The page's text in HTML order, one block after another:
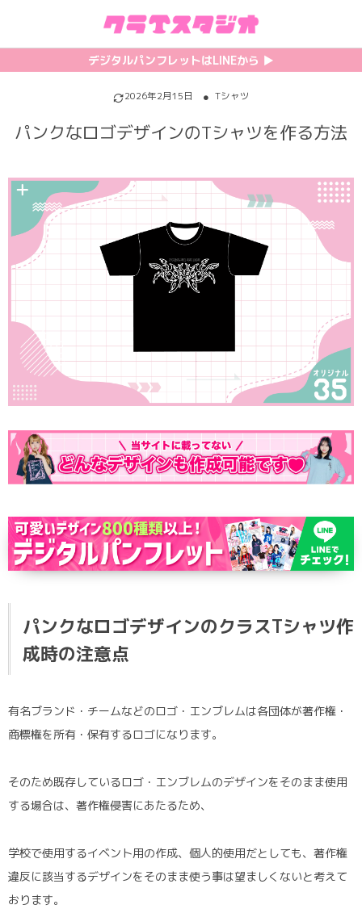
デジタルパンフレットはLINEから ▶︎︎
2026年2月15日 Tシャツ
パンクなロゴデザインのTシャツを作る方法
パンクなロゴデザインのクラスTシャツ作
成時の注意点
有名ブランド・チームなどのロゴ・エンブレムは各団体が著作権・
商標権を所有・保有するロゴになります。
そのため既存しているロゴ・エンブレムのデザインをそのまま使用
する場合は、著作権侵害にあたるため、
学校で使用するイベント用の作成、個人的使用だとしても、著作権
違反に該当するデザインをそのまま使う事は望ましくないと考えて
おります。
初めての方へ
クラスTシャツの注文方法
料金について
お支払い方法について
キャンセル・変更について
無料でLINE相談する
カテゴリ一覧
ホッケーユニフォーム
バスケユニフォーム
ゲーム
グリッター&ラメ
ポロシャツ
パーカー・スウェット
ラグビーユニフォーム
フルカラー
部活動
特集記事
【最新】流行りの背ネーム特集
【インスタ映え】おすすめクラT集
韓国パロディ人気デザイン特集
おしゃれデザインクラスTシャツ
おもしろクラスTシャツ
かっこいいクラスTシャツ
ニュース
プリント
フォントを選ぶ
シルクスクリーンについて
昇華プリントについて
DTFプリントについて
SDGsについて